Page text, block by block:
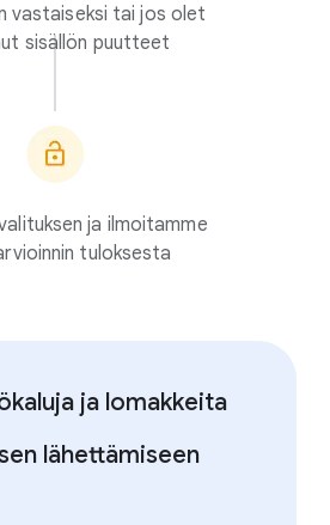
vastaiseksi tai jos olet
sisällön puutteet
ja ilmoitamme
tuloksesta
ja lomakkeita
lähettämiseen